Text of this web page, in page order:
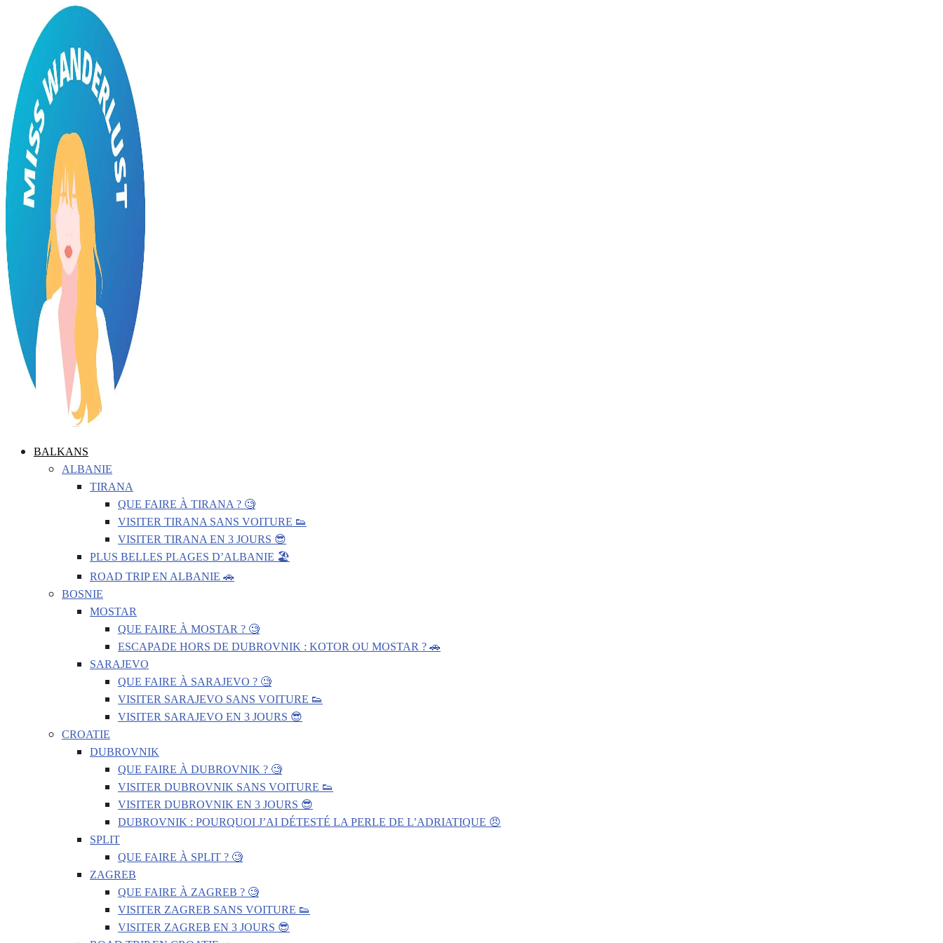
BALKANS
ALBANIE
TIRANA
QUE FAIRE À TIRANA ? 🧐
VISITER TIRANA SANS VOITURE 👟
VISITER TIRANA EN 3 JOURS 😎
PLUS BELLES PLAGES D’ALBANIE 🏖️
ROAD TRIP EN ALBANIE 🚗
BOSNIE
MOSTAR
QUE FAIRE À MOSTAR ? 🧐
ESCAPADE HORS DE DUBROVNIK : KOTOR OU MOSTAR ? 🚗
SARAJEVO
QUE FAIRE À SARAJEVO ? 🧐
VISITER SARAJEVO SANS VOITURE 👟
VISITER SARAJEVO EN 3 JOURS 😎
CROATIE
DUBROVNIK
QUE FAIRE À DUBROVNIK ? 🧐
VISITER DUBROVNIK SANS VOITURE 👟
VISITER DUBROVNIK EN 3 JOURS 😎
DUBROVNIK : POURQUOI J’AI DÉTESTÉ LA PERLE DE L’ADRIATIQUE 😠
SPLIT
QUE FAIRE À SPLIT ? 🧐
ZAGREB
QUE FAIRE À ZAGREB ? 🧐
VISITER ZAGREB SANS VOITURE 👟
VISITER ZAGREB EN 3 JOURS 😎